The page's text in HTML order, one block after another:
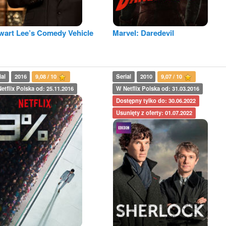
Lee’s Comedy Vehicle Marvel: Daredevil
2016
9,08 / 10
Polska od: 25.11.2016
Serial 2010
9,07 / 10
W Netflix Polska od: 31.03.2016
Dostępny tylko do: 30.06.2022
Usunięty z oferty: 01.07.2022